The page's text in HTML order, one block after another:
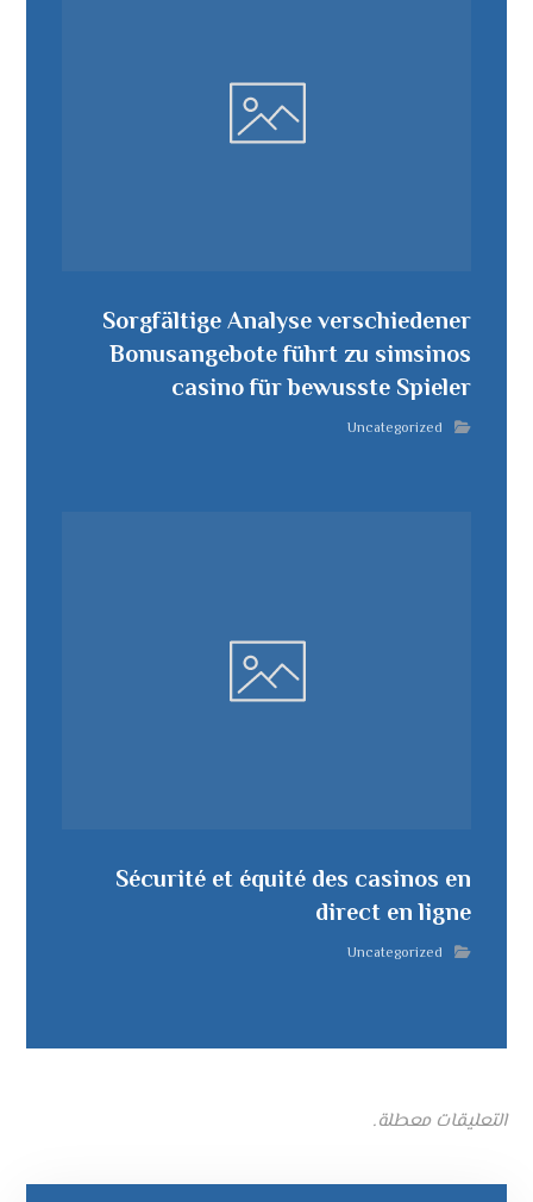
Sorgfältige Analyse verschiedener
Bonusangebote führt zu simsinos
casino für bewusste Spieler
Uncategorized
Sécurité et équité des casinos en
direct en ligne
Uncategorized
التعليقات معطلة.